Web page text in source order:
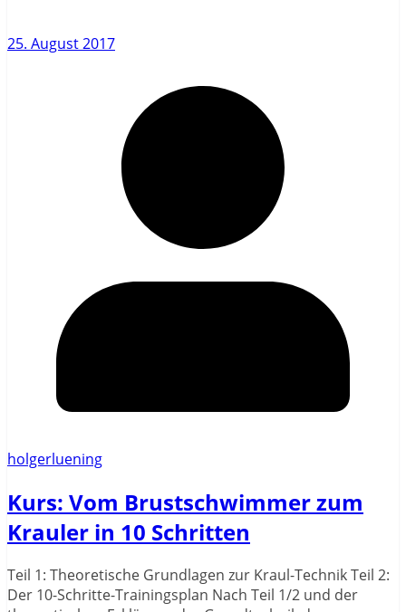
25. August 2017
holgerluening
Kurs: Vom Brustschwimmer zum
Krauler in 10 Schritten
Teil 1: Theoretische Grundlagen zur Kraul-Technik Teil 2:
Der 10-Schritte-Trainingsplan Nach Teil 1/2 und der